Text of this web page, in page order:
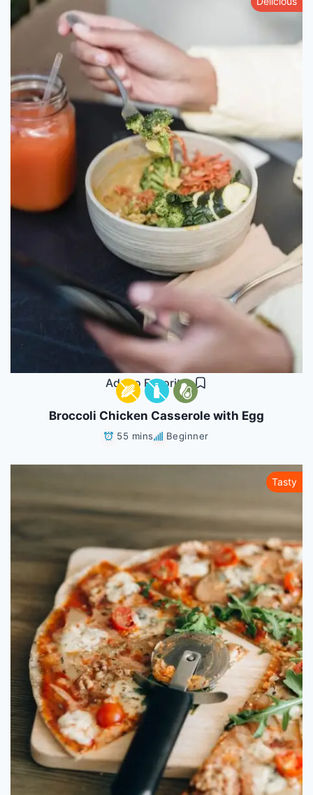
Add to Favorites
Broccoli Chicken Casserole with Egg
55 mins Beginner
Tasty